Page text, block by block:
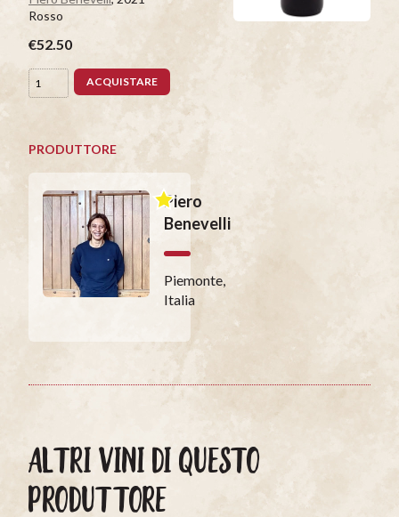
Rosso
€52.50
ACQUISTARE
PRODUTTORE
Piero
Benevelli
Piemonte,
Italia
ALTRI VINI DI QUESTO
PRODUTTORE